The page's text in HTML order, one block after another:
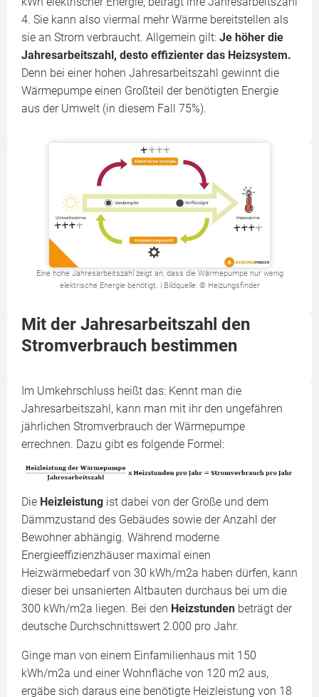
4. Sie kann also viermal mehr Wärme bereitstellen als
sie an Strom verbraucht. Allgemein gilt: Je höher die
Jahresarbeitszahl, desto effizienter das Heizsystem.
Denn bei einer hohen Jahresarbeitszahl gewinnt die
Wärmepumpe einen Großteil der benötigten Energie
aus der Umwelt (in diesem Fall 75%).
Eine hohe Jahresarbeitszahl zeigt an, dass die Wärmepumpe nur wenig
elektrische Energie benötigt. | Bildquelle: © Heizungsfinder
Mit der Jahresarbeitszahl den
Stromverbrauch bestimmen
Im Umkehrschluss heißt das: Kennt man die
Jahresarbeitszahl, kann man mit ihr den ungefähren
jährlichen Stromverbrauch der Wärmepumpe
errechnen. Dazu gibt es folgende Formel:
Die Heizleistung ist dabei von der Größe und dem
Dämmzustand des Gebäudes sowie der Anzahl der
Bewohner abhängig. Während moderne
Energieeffizienzhäuser maximal einen
Heizwärmebedarf von 30 kWh/m2a haben dürfen, kann
dieser bei unsanierten Altbauten durchaus bei um die
300 kWh/m2a liegen. Bei den Heizstunden beträgt der
deutsche Durchschnittswert 2.000 pro Jahr.
Ginge man von einem Einfamilienhaus mit 150
kWh/m2a und einer Wohnfläche von 120 m2 aus,
ergäbe sich daraus eine benötigte Heizleistung von 18